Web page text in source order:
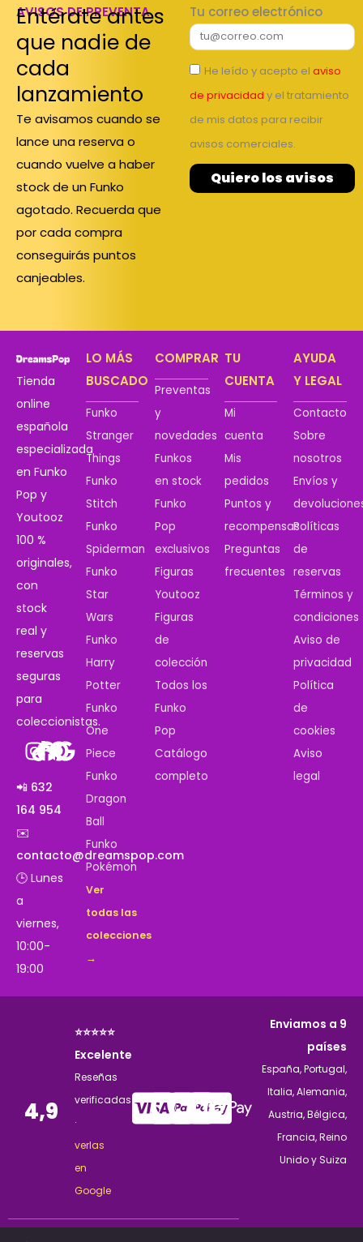
AVISOS DE PREVENTA
Entérate antes
que nadie de
cada
lanzamiento
Te avisamos cuando se
lance una reserva o
cuando vuelve a haber
stock de un Funko
agotado. Recuerda que
por cada compra
conseguirás puntos
canjeables.
Tu correo electrónico
He leído y acepto el aviso
de privacidad y el tratamiento
de mis datos para recibir
avisos comerciales.
Quiero los avisos
Tienda
online
española
especializada
en Funko
Pop y
Youtooz
100 %
originales,
con
stock
real y
reservas
seguras
para
coleccionistas.
📲 632
164 954
✉️
contacto@dreamspop.com
🕒 Lunes
a
viernes,
10:00-
19:00
LO MÁS
BUSCADO
Funko
Stranger
Things
Funko
Stitch
Funko
Spiderman
Funko
Star
Wars
Funko
Harry
Potter
Funko
One
Piece
Funko
Dragon
Ball
Funko
Pokémon
Ver
todas las
colecciones
→
COMPRAR
Preventas
y
novedades
Funkos
en stock
Funko
Pop
exclusivos
Figuras
Youtooz
Figuras
de
colección
Todos los
Funko
Pop
Catálogo
completo
TU
CUENTA
Mi
cuenta
Mis
pedidos
Puntos y
recompensas
Preguntas
frecuentes
AYUDA
Y LEGAL
Contacto
Sobre
nosotros
Envíos y
Políticas
de
reservas
Términos y
condiciones
Aviso de
privacidad
Política
de
cookies
Aviso
legal
4,9
⭐⭐⭐⭐⭐
Excelente
Reseñas
verificadas
·
verlas
en
Google
Enviamos a 9
países
España, Portugal,
Italia, Alemania,
Austria, Bélgica,
Francia, Reino
Unido y Suiza